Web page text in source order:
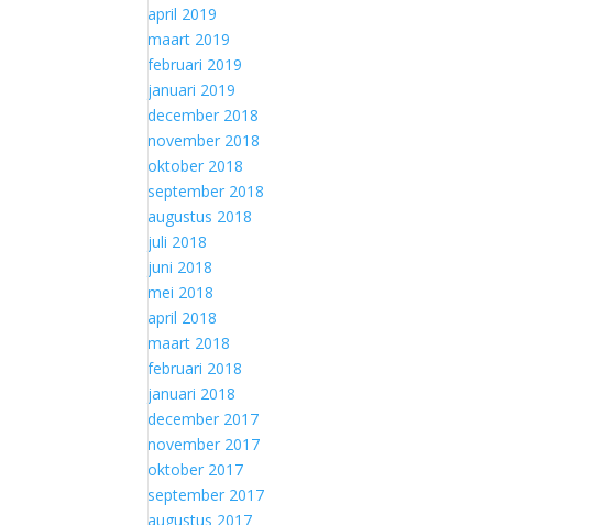
april 2019
maart 2019
februari 2019
januari 2019
december 2018
november 2018
oktober 2018
september 2018
augustus 2018
juli 2018
juni 2018
mei 2018
april 2018
maart 2018
februari 2018
januari 2018
december 2017
november 2017
oktober 2017
september 2017
augustus 2017